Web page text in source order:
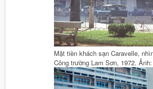
Mặt tiền khách sạn Caravelle,
Công trường Lam Sơn, 1972.